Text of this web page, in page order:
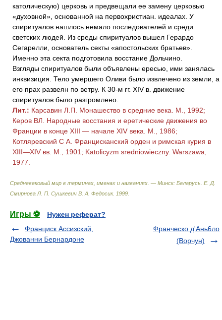
католическую) церковь и предвещали ее замену церковью
«духовной», основанной на первохристиан. идеалах. У
спиритуалов нашлось немало последователей и среди
светских людей. Из среды спиритуалов вышел Герардо
Сегарелли, основатель секты «апостольских братьев».
Именно эта секта подготовила восстание Дольчино.
Взгляды спиритуалов были объявлены ересью, ими занялась
инквизиция. Тело умершего Оливи было извлечено из земли, а
его прах развеян по ветру. К 30-м гг. XIV в. движение
спиритуалов было разгромлено.
Лит.: Карсавин Л.П. Монашество в средние века. М., 1992;
Керов ВЛ. Народные восстания и еретические движения во
Франции в конце XIII — начале XIV века. М., 1986;
Котляревский С А. Францисканский орден и римская курия в
XIII—XIV вв. М., 1901; Katolicyzm sredniowieczny. Warszawa,
1977.
Средневековый мир в терминах, именах и названиях. — Минск: Беларусь Е. Д.
Смирнова Л. П. Сушкевич В. А. Федосик. 1999
Игры ⚽
Нужен реферат?
Франциск Ассизский,
Джованни Бернардоне
Франческо д'Ань6ло
(Ворчун)